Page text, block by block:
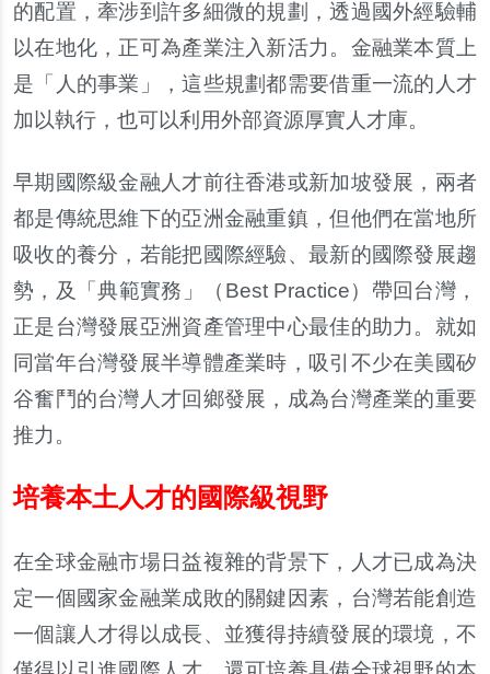
的配置，牽涉到許多細微的規劃，透過國外經驗輔
以在地化，正可為產業注入新活力。金融業本質上
是「人的事業」，這些規劃都需要借重一流的人才
加以執行，也可以利用外部資源厚實人才庫。
早期國際級金融人才前往香港或新加坡發展，兩者
都是傳統思維下的亞洲金融重鎮，但他們在當地所
吸收的養分，若能把國際經驗、最新的國際發展趨
勢，及「典範實務」（Best Practice）帶回台灣，
正是台灣發展亞洲資產管理中心最佳的助力。就如
同當年台灣發展半導體產業時，吸引不少在美國矽
谷奮鬥的台灣人才回鄉發展，成為台灣產業的重要
推力。
培養本土人才的國際級視野
在全球金融市場日益複雜的背景下，人才已成為決
定一個國家金融業成敗的關鍵因素，台灣若能創造
一個讓人才得以成長、並獲得持續發展的環境，不